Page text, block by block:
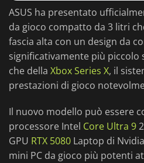
ASUS ha presentato
da gioco compatto da 3 litri
fascia alta con un design da
significativamente più piccolo
che della Xbox Series X, il
prestazioni di gioco
Il nuovo modello può essere
processore Intel Core Ultra 9
GPU RTX 5080 Laptop di
mini PC da gioco più potenti